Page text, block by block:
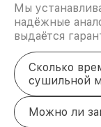
Мы
надёжные
выдаётся
Сколько
сушильной
Можно ли